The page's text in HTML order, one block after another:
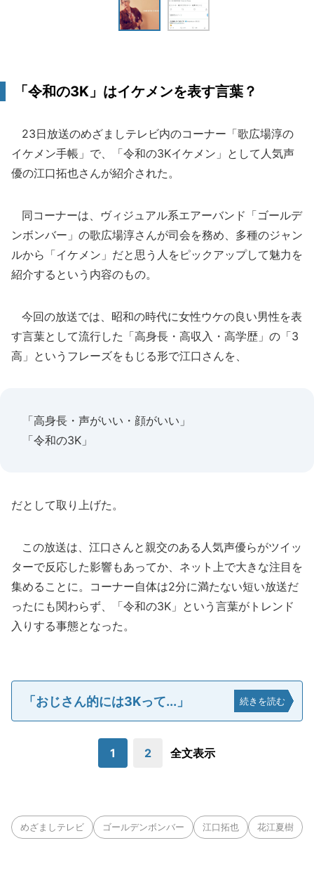
「令和の3K」はイケメンを表す言葉？
23日放送のめざましテレビ内のコーナー「歌広場淳の
イケメン手帳」で、「令和の3Kイケメン」として人気声
優の江口拓也さんが紹介された。
同コーナーは、ヴィジュアル系エアーバンド「ゴールデ
ンボンバー」の歌広場淳さんが司会を務め、多種のジャン
ルから「イケメン」だと思う人をピックアップして魅力を
紹介するという内容のもの。
今回の放送では、昭和の時代に女性ウケの良い男性を表
す言葉として流行した「高身長・高収入・高学歴」の「3
高」というフレーズをもじる形で江口さんを、
「高身長・声がいい・顔がいい」
「令和の3K」
だとして取り上げた。
この放送は、江口さんと親交のある人気声優らがツイッ
ターで反応した影響もあってか、ネット上で大きな注目を
集めることに。コーナー自体は2分に満たない短い放送だ
ったにも関わらず、「令和の3K」という言葉がトレンド
入りする事態となった。
「おじさん的には3Kって...」 続きを読む
1 2 全文表示
めざましテレビ ゴールデンボンバー 江口拓也 花江夏樹